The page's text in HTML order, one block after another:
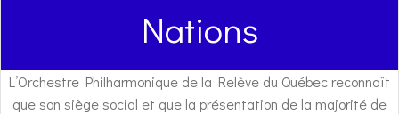
Nations
L’Orchestre Philharmonique de la Relève du Québec reconnaît
que son siège social et que la présentation de la majorité de